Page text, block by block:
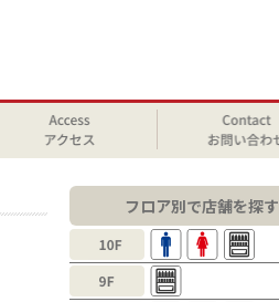
フロア別で店舗を探す